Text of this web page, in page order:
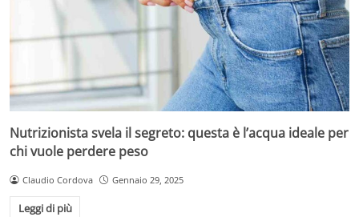
Nutrizionista svela il segreto: questa è l’acqua ideale per
chi vuole perdere peso
Claudio Cordova Gennaio 29, 2025
Leggi di più